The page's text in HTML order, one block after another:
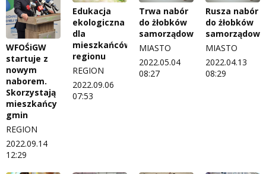
WFOŚiGW
startuje z
nowym
naborem.
Skorzystają
mieszkańcy
gmin
REGION
2022.09.14
12:29
Edukacja
ekologiczna
dla
mieszkańców
regionu
REGION
2022.09.06
07:53
Trwa nabór
do żłobków
samorządowych
MIASTO
2022.05.04
08:27
Rusza nabór
do żłobków
MIASTO
2022.04.13
08:29